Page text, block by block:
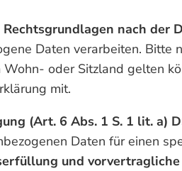
nach der
Daten verarbeiten. Bitte
Wohn- oder Sitzland gelten
mit.
(Art. 6 Abs. 1 S. 1 lit. a)
Daten für einen
und